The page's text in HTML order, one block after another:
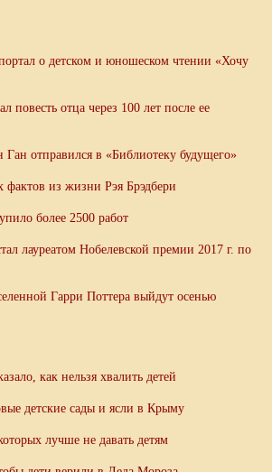
о детском и юношеском чтении «Хочу
повесть отца через 100 лет после ее
отправился в «Библиотеку будущего»
фактов из жизни Рэя Брэдбери
более 2500 работ
лауреатом Нобелевской премии 2017 г. по
Гарри Поттера выйдут осенью
как нельзя хвалить детей
детские сады и ясли в Крыму
лучше не давать детям